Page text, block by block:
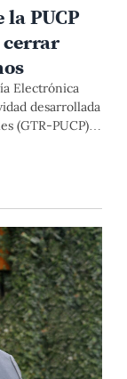
PUCP
cerrar
Electrónica
desarrollada
(GTR-PUCP)
ha sido el